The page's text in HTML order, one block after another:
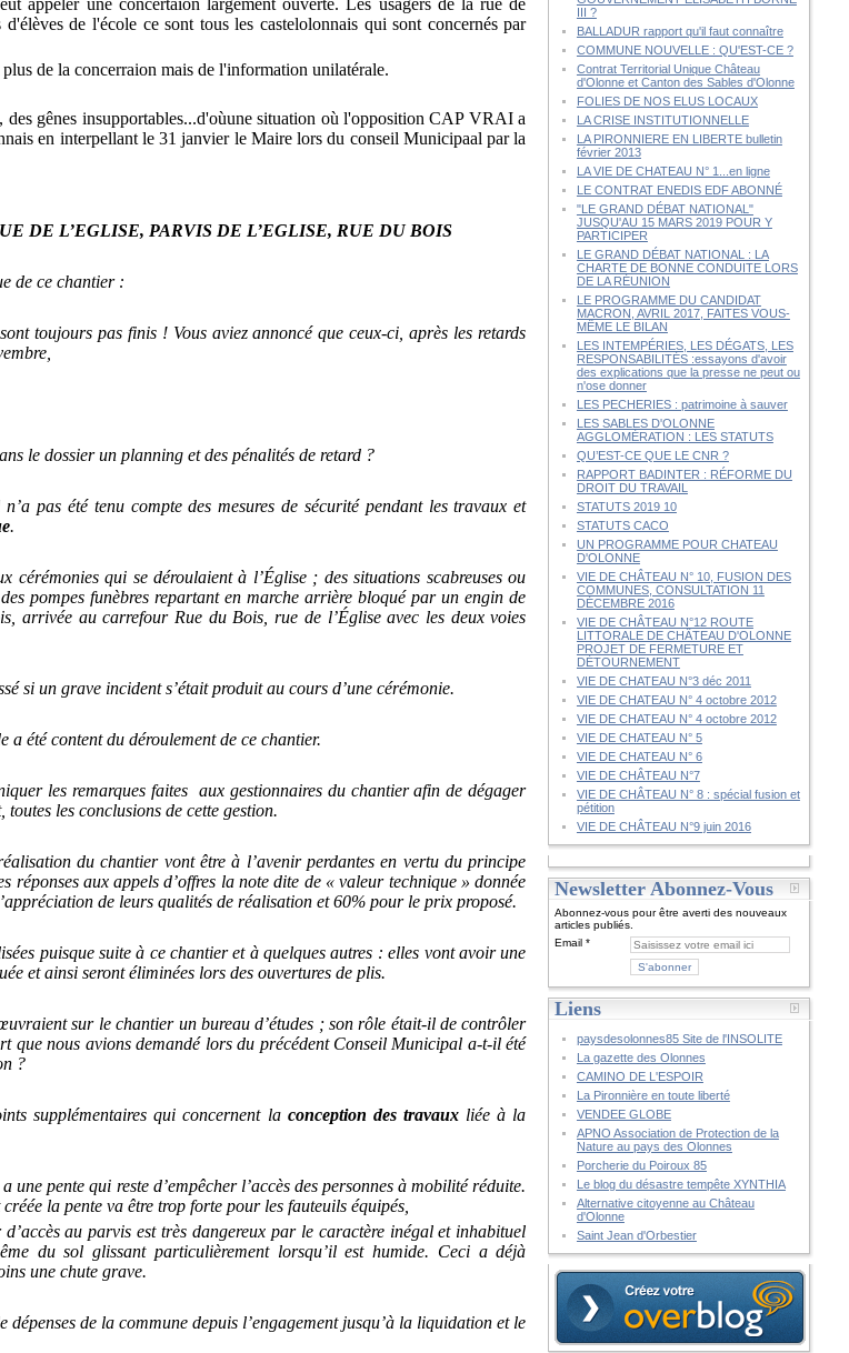
de l'école ce sont tous les castelolonnais qui sont concernés par
de la concerraion mais de l'information unilatérale.
des gênes insupportables...d'oùune situation où l'opposition CAP VRAI a
en interpellant le 31 janvier le Maire lors du conseil Municipaal par la
DE L’EGLISE, PARVIS DE L’EGLISE, RUE DU BOIS
de ce chantier :
toujours pas finis ! Vous aviez annoncé que ceux-ci, après les retards
le dossier un planning et des pénalités de retard ?
pas été tenu compte des mesures de sécurité pendant les travaux et
.
cérémonies qui se déroulaient à l’Église ; des situations scabreuses ou
pompes funèbres repartant en marche arrière bloqué par un engin de
arrivée au carrefour Rue du Bois, rue de l’Église avec les deux voies
si un grave incident s’était produit au cours d’une cérémonie.
a été content du déroulement de ce chantier.
les remarques faites aux gestionnaires du chantier afin de dégager
les conclusions de cette gestion.
du chantier vont être à l’avenir perdantes en vertu du principe
réponses aux appels d’offres la note dite de « valeur technique » donnée
de leurs qualités de réalisation et 60% pour le prix proposé.
puisque suite à ce chantier et à quelques autres : elles vont avoir une
et ainsi seront éliminées lors des ouvertures de plis.
sur le chantier un bureau d’études ; son rôle était-il de contrôler
que nous avions demandé lors du précédent Conseil Municipal a-t-il été
?
supplémentaires qui concernent la conception des travauxliée à la
une pente qui reste d’empêcher l’accès des personnes à mobilité réduite.
la pente va être trop forte pour les fauteuils équipés,
au parvis est très dangereux par le caractère inégal et inhabituel
du sol glissant particulièrement lorsqu’il est humide. Ceci a déjà
une chute grave.
de la commune depuis l’engagement jusqu’à la liquidation et le
III ?
BALLADUR rapport qu'il faut connaître
COMMUNE NOUVELLE : QU'EST-CE ?
Contrat Territorial Unique Château
d'Olonne et Canton des Sables d'Olonne
FOLIES DE NOS ELUS LOCAUX
LA CRISE INSTITUTIONNELLE
LA PIRONNIERE EN LIBERTE bulletin
février 2013
LA VIE DE CHATEAU N° 1...en ligne
LE CONTRAT ENEDIS EDF ABONNÉ
"LE GRAND DÉBAT NATIONAL"
JUSQU'AU 15 MARS 2019 POUR Y
PARTICIPER
LE GRAND DÉBAT NATIONAL : LA
CHARTE DE BONNE CONDUITE LORS
DE LA RÉUNION
LE PROGRAMME DU CANDIDAT
MACRON, AVRIL 2017, FAITES VOUS-
MÊME LE BILAN
LES INTEMPÉRIES, LES DÉGATS, LES
RESPONSABILITÉS :essayons d'avoir
des explications que la presse ne peut ou
n'ose donner
LES PECHERIES : patrimoine à sauver
LES SABLES D'OLONNE
AGGLOMÉRATION : LES STATUTS
QU’EST-CE QUE LE CNR ?
RAPPORT BADINTER : RÉFORME DU
DROIT DU TRAVAIL
STATUTS 2019 10
STATUTS CACO
UN PROGRAMME POUR CHATEAU
D'OLONNE
VIE DE CHÂTEAU N° 10, FUSION DES
COMMUNES, CONSULTATION 11
DÉCEMBRE 2016
VIE DE CHÂTEAU N°12 ROUTE
LITTORALE DE CHÂTEAU D'OLONNE
PROJET DE FERMETURE ET
DÉTOURNEMENT
VIE DE CHATEAU N°3 déc 2011
VIE DE CHATEAU N° 4 octobre 2012
VIE DE CHATEAU N° 4 octobre 2012
VIE DE CHATEAU N° 5
VIE DE CHATEAU N° 6
VIE DE CHÂTEAU N°7
VIE DE CHÂTEAU N° 8 : spécial fusion et
pétition
VIE DE CHÂTEAU N°9 juin 2016
Newsletter Abonnez-Vous
Abonnez-vous pour être averti des nouveaux
articles publiés.
Email
Liens
paysdesolonnes85 Site de l'INSOLITE
La gazette des Olonnes
CAMINO DE L'ESPOIR
La Pironnière en toute liberté
VENDEE GLOBE
APNO Association de Protection de la
Nature au pays des Olonnes
Porcherie du Poiroux 85
Le blog du désastre tempête XYNTHIA
Alternative citoyenne au Château
d'Olonne
Saint Jean d'Orbestier